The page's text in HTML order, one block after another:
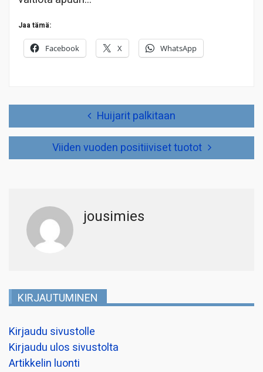
Jaa tämä:
Facebook X WhatsApp
Huijarit palkitaan
Viiden vuoden positiiviset tuotot
jousimies
KIRJAUTUMINEN
Kirjaudu sivustolle
Kirjaudu ulos sivustolta
Artikkelin luonti